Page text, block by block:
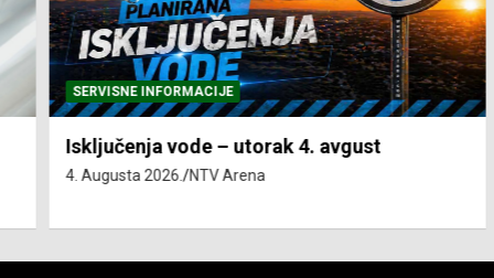
SERVISNE INFORMACIJE
Isključenja vode – utorak 4. avgust
4. Augusta 2026. NTV Arena